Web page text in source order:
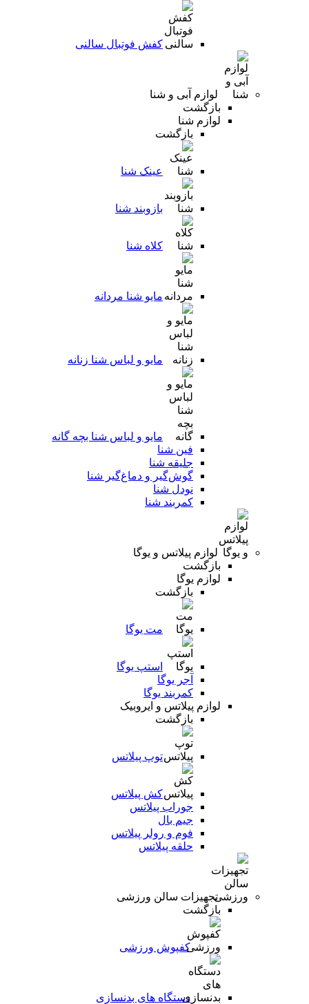
کفش فوتبال سالنی
لوازم آبی و شنا
بازگشت
لوازم شنا
بازگشت
عینک شنا
بازوبند شنا
کلاه شنا
مایو شنا مردانه
مایو و لباس شنا زنانه
مایو و لباس شنا بچه گانه
فین شنا
جلیقه شنا
گوش‌گیر و دماغ‌گیر شنا
نودل شنا
کمربند شنا
لوازم پیلاتس و یوگا
بازگشت
لوازم یوگا
بازگشت
مت یوگا
استپ یوگا
آجر یوگا
کمربند یوگا
لوازم پیلاتس و ایروبیک
بازگشت
توپ پیلاتس
کش پیلاتس
جوراب پیلاتس
جیم بال
فوم و رولر پیلاتس
حلقه پیلاتس
تجهیزات سالن ورزشی
بازگشت
کفپوش ورزشی
دستگاه های بدنسازی